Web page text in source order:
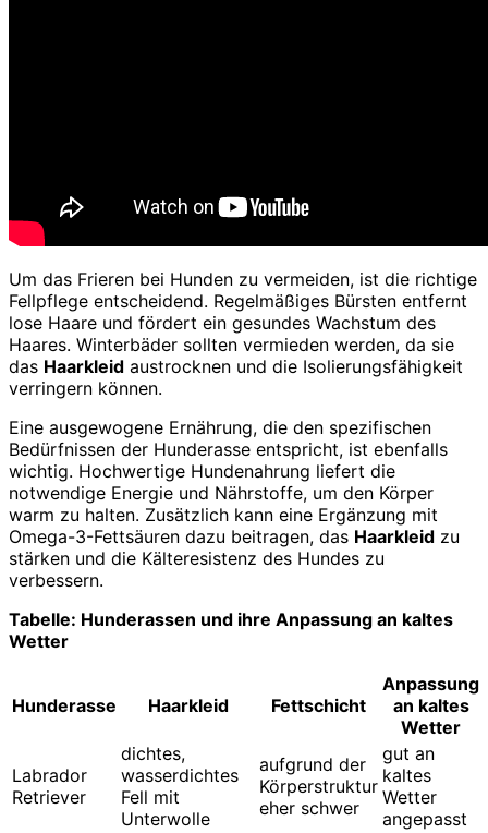
Um das Frieren bei Hunden zu vermeiden, ist die richtige
Fellpflege entscheidend. Regelmäßiges Bürsten entfernt
lose Haare und fördert ein gesundes Wachstum des
Haares. Winterbäder sollten vermieden werden, da sie
das Haarkleid austrocknen und die Isolierungsfähigkeit
verringern können.
Eine ausgewogene Ernährung, die den spezifischen
Bedürfnissen der Hunderasse entspricht, ist ebenfalls
wichtig. Hochwertige Hundenahrung liefert die
notwendige Energie und Nährstoffe, um den Körper
warm zu halten. Zusätzlich kann eine Ergänzung mit
Omega-3-Fettsäuren dazu beitragen, das Haarkleid zu
stärken und die Kälteresistenz des Hundes zu
verbessern.
Tabelle: Hunderassen und ihre Anpassung an kaltes
Wetter
Hunderasse Haarkleid Fettschicht
Anpassung
an kaltes
Wetter
Labrador
Retriever
dichtes,
wasserdichtes
Fell mit
Unterwolle
aufgrund der
Körperstruktur
eher schwer
gut an
kaltes
Wetter
angepasst